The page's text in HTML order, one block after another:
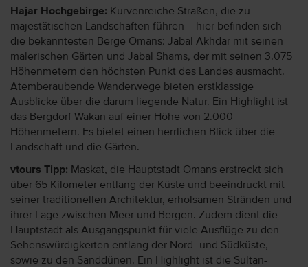
Hajar Hochgebirge: Kurvenreiche Straßen, die zu
majestätischen Landschaften führen – hier befinden sich
die bekanntesten Berge Omans: Jabal Akhdar mit seinen
malerischen Gärten und Jabal Shams, der mit seinen 3.075
Höhenmetern den höchsten Punkt des Landes ausmacht.
Atemberaubende Wanderwege bieten erstklassige
Ausblicke über die darum liegende Natur. Ein Highlight ist
das Bergdorf Wakan auf einer Höhe von 2.000
Höhenmetern. Es bietet einen herrlichen Blick über die
Landschaft und die Gärten.
vtours Tipp: Maskat, die Hauptstadt Omans erstreckt sich
über 65 Kilometer entlang der Küste und beeindruckt mit
seiner traditionellen Architektur, erholsamen Stränden und
ihrer Lage zwischen Meer und Bergen. Zudem dient die
Hauptstadt als Ausgangspunkt für viele Ausflüge zu den
Sehenswürdigkeiten entlang der Nord- und Südküste,
sowie zu den Sanddünen. Ein Highlight ist die Sultan-